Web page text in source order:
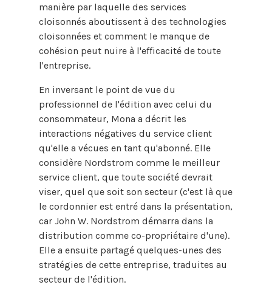
manière par laquelle des services
cloisonnés aboutissent à des technologies
cloisonnées et comment le manque de
cohésion peut nuire à l'efficacité de toute
l'entreprise.
En inversant le point de vue du
professionnel de l'édition avec celui du
consommateur, Mona a décrit les
interactions négatives du service client
qu'elle a vécues en tant qu'abonné. Elle
considère Nordstrom comme le meilleur
service client, que toute société devrait
viser, quel que soit son secteur (c'est là que
le cordonnier est entré dans la présentation,
car John W. Nordstrom démarra dans la
distribution comme co-propriétaire d'une).
Elle a ensuite partagé quelques-unes des
stratégies de cette entreprise, traduites au
secteur de l'édition.